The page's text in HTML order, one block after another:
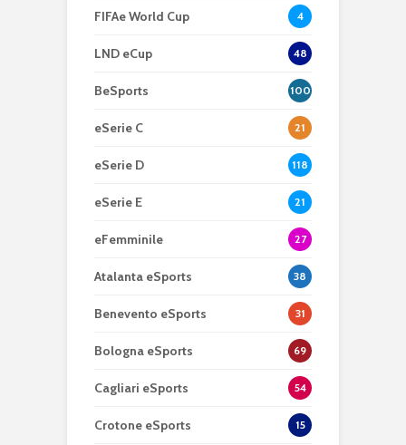
FIFAe World Cup 4
LND eCup 48
BeSports 100
eSerie C 21
eSerie D 118
eSerie E 21
eFemminile 27
Atalanta eSports 38
Benevento eSports 31
Bologna eSports 69
Cagliari eSports 54
Crotone eSports 15